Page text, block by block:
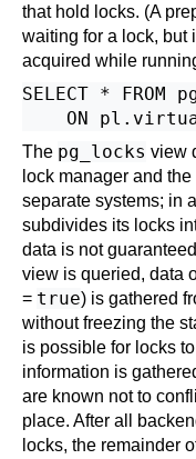
that hold locks. (A
waiting for a lock, but
acquired while
SELECT *
The pg_locks view
lock manager and
separate systems; in
subdivides its locks
data is not
view is queried, data
= true) is gathered
without freezing the
is possible for locks
information is
are known not to
place. After all
locks, the remainder